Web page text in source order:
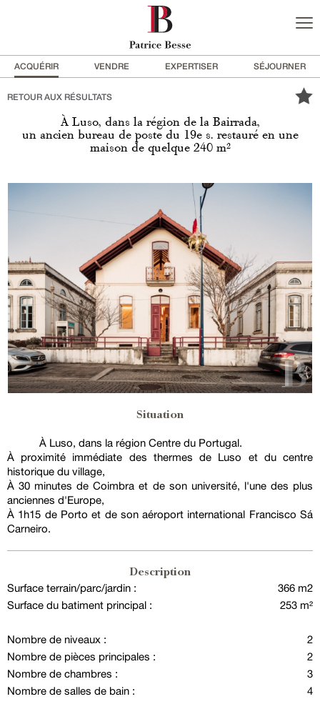
ACQUÉRIR VENDRE EXPERTISER SÉJOURNER
RETOUR AUX RÉSULTATS
À Luso, dans la région de la Bairrada,
un ancien bureau de poste du 19e s. restauré en une
maison de quelque 240 m²
Situation
À Luso, dans la région Centre du Portugal.
À proximité immédiate des thermes de Luso et du centre
historique du village,
À 30 minutes de Coimbra et de son université, l'une des plus
anciennes d'Europe,
À 1h15 de Porto et de son aéroport international Francisco Sá
Carneiro.
Description
Surface terrain/parc/jardin :
366 m2
Surface du batiment principal :
253 m²
Nombre de niveaux :
2
Nombre de pièces principales :
2
Nombre de chambres :
3
Nombre de salles de bain :
4